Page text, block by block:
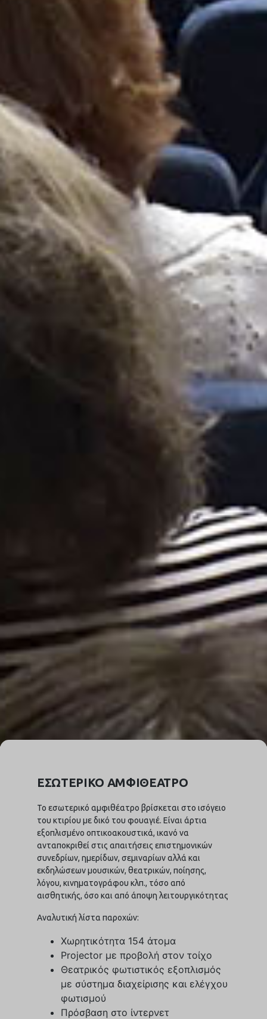
ΕΣΩΤΕΡΙΚΟ ΑΜΦΙΘΕΑΤΡΟ
Το εσωτερικό αμφιθέατρο βρίσκεται στο ισόγειο
του κτιρίου με δικό του φουαγιέ. Είναι άρτια
εξοπλισμένο οπτικοακουστικά, ικανό να
ανταποκριθεί στις απαιτήσεις επιστημονικών
συνεδρίων, ημερίδων, σεμιναρίων αλλά και
εκδηλώσεων μουσικών, θεατρικών, ποίησης,
λόγου, κινηματογράφου κλπ., τόσο από
αισθητικής, όσο και από άποψη λειτουργικότητας
Αναλυτική λίστα παροχών:
Χωρητικότητα 154 άτομα
Projector με προβολή στον τοίχο
Θεατρικός φωτιστικός εξοπλισμός
με σύστημα διαχείρισης και ελέγχου
φωτισμού
Πρόσβαση στο ίντερνετ